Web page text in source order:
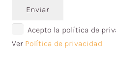
Enviar
Acepto la política de
Ver Política de privacidad